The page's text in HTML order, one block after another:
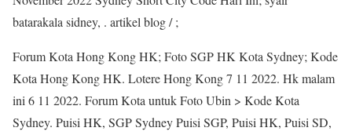
batarakala sidney, . artikel blog / ;
Forum Kota Hong Kong HK; Foto SGP HK Kota Sydney; Kode
Kota Hong Kong HK. Lotere Hong Kong 7 11 2022. Hk malam
ini 6 11 2022. Forum Kota untuk Foto Ubin > Kode Kota
Sydney. Puisi HK, SGP Sydney Puisi SGP, Puisi HK, Puisi SD,